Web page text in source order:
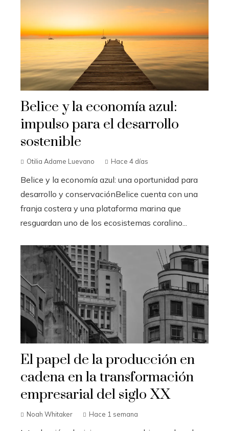
Belice y la economía azul:
impulso para el desarrollo
sostenible
Otilia Adame Luevano Hace 4 días
Belice y la economía azul: una oportunidad para
desarrollo y conservaciónBelice cuenta con una
franja costera y una plataforma marina que
resguardan uno de los ecosistemas coralino...
El papel de la producción en
cadena en la transformación
empresarial del siglo XX
Noah Whitaker Hace 1 semana